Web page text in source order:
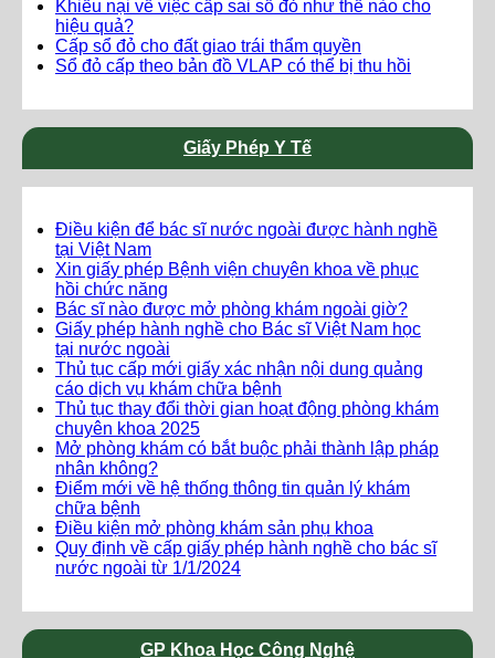
Khiếu nại về việc cấp sai sổ đỏ như thế nào cho
hiệu quả?
Cấp sổ đỏ cho đất giao trái thẩm quyền
Sổ đỏ cấp theo bản đồ VLAP có thể bị thu hồi
Giấy Phép Y Tế
Điều kiện để bác sĩ nước ngoài được hành nghề
tại Việt Nam
Xin giấy phép Bệnh viện chuyên khoa về phục
hồi chức năng
Bác sĩ nào được mở phòng khám ngoài giờ?
Giấy phép hành nghề cho Bác sĩ Việt Nam học
tại nước ngoài
Thủ tục cấp mới giấy xác nhận nội dung quảng
cáo dịch vụ khám chữa bệnh
Thủ tục thay đổi thời gian hoạt động phòng khám
chuyên khoa 2025
Mở phòng khám có bắt buộc phải thành lập pháp
nhân không?
Điểm mới về hệ thống thông tin quản lý khám
chữa bệnh
Điều kiện mở phòng khám sản phụ khoa
Quy định về cấp giấy phép hành nghề cho bác sĩ
nước ngoài từ 1/1/2024
GP Khoa Học Công Nghệ